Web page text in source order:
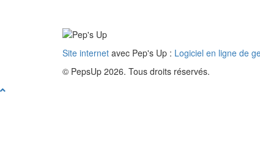
Site internet avec Pep's Up : Logiciel en ligne de
© PepsUp 2026. Tous droits réservés.